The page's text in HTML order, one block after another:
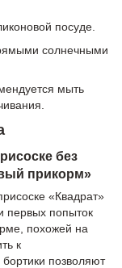
посуде.
солнечными
мыть
без
прикорм»
«Квадрат»
первых попыток
похожей на
к
позволяют